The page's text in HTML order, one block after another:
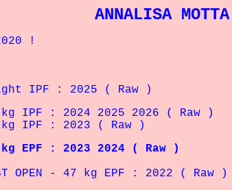
ANNALISA MOTTA
!
IPF : 2025 ( Raw )
IPF : 2024 2025 2026 ( Raw )
IPF : 2023 ( Raw )
EPF : 2023 2024 ( Raw )
OPEN - 47 kg EPF : 2022 ( Raw )